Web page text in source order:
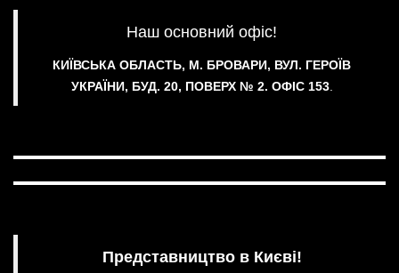
Наш основний офіс!
КИЇВСЬКА ОБЛАСТЬ, М. БРОВАРИ, ВУЛ. ГЕРОЇВ
УКРАЇНИ, БУД. 20, ПОВЕРХ № 2. ОФІС 153.
Представництво в Києві!